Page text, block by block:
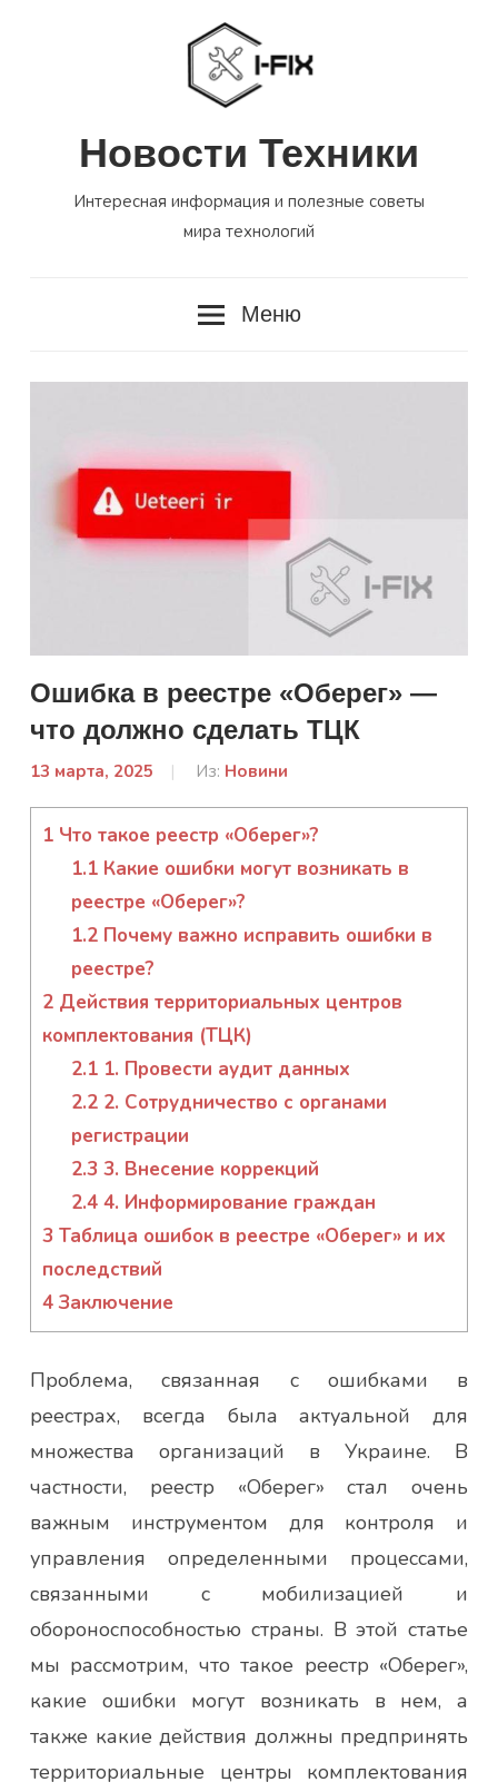
Новости Техники
Интересная информация и полезные советы
мира технологий
Меню
Ошибка в реестре «Оберег» —
что должно сделать ТЦК
13 марта, 2025
От:
Из: Новини
1 Что такое реестр «Оберег»?
1.1Какие ошибки могут возникать в
реестре «Оберег»?
1.2Почему важно исправить ошибки в
реестре?
2 Действия территориальных центров
комплектования (ТЦК)
2.11. Провести аудит данных
2.22. Сотрудничество с органами
регистрации
2.3 3. Внесение коррекций
2.44. Информирование граждан
3 Таблица ошибок в реестре «Оберег» и их
последствий
4Заключение
Проблема, связанная с ошибками в
реестрах, всегда была актуальной для
множества организаций в Украине. В
частности, реестр «Оберег» стал очень
важным инструментом для контроля и
управления определенными процессами,
связанными с мобилизацией и
обороноспособностью страны. В этой статье
мы рассмотрим, что такое реестр «Оберег»,
какие ошибки могут возникать в нем, а
также какие действия должны предпринять
территориальные центры комплектования